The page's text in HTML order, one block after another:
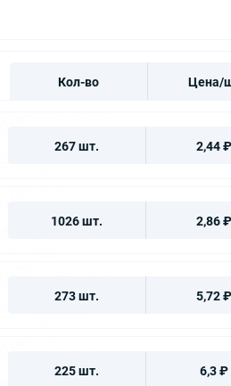
Кол-во Цена/
267 шт. 2,44 ₽
1026 шт. 2,86 ₽
273 шт. 5,72 ₽
225 шт. 6,3 ₽